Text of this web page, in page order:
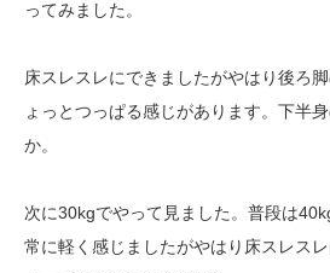
ってみました。
床スレスレにできましたがやはり後ろ
ょっとつっぱる感じがあります。下半
か。
次に30kgでやって見ました。普段は
常に軽く感じましたがやはり床スレス